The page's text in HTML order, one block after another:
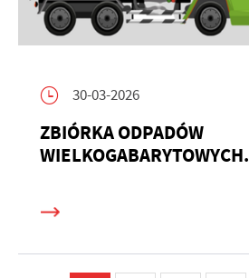
30-03-2026
ZBIÓRKA ODPADÓW
WIELKOGABARYTOWYCH.